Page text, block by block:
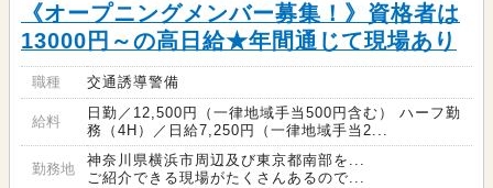
《オープニングメンバー募集！》資格者は
13000円～の高日給★年間通じて現場あり
職種 交通誘導警備
給料
日勤／12,500円（一律地域手当500円含む） ハーフ勤
務（4H）／日給7,250円（一律地域手当2...
勤務地
神奈川県横浜市周辺及び東京都南部を...
ご紹介できる現場がたくさんあるので...